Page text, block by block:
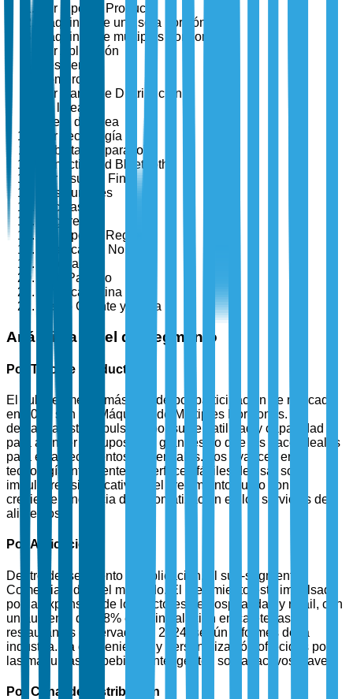
Por Tipo de Producto
Máquinas de una sola porción
Máquinas de múltiples porciones
Por Aplicación
Residencial
Comercial
Por Canal de Distribución
En línea
Fuera de línea
Por Tecnología
Habilitadas para IoT
Conectividad Bluetooth
Por Usuario Final
Restaurantes
Oficinas
Hogares
Por Tipo de Región
América del Norte
Europa
Asia-Pacífico
América Latina
Medio Oriente y África
Análisis a Nivel de Segmento
Por Tipo de Producto
El sub-segmento más grande por participación de mercado
en 2025 son las Máquinas de Múltiples Porciones. La
demanda está impulsada por su versatilidad y capacidad
para atender a grupos más grandes, lo que las hace ideales
para establecimientos comerciales. Los avances en
tecnología inteligente y interfaces fáciles de usar son
impulsores significativos del crecimiento, junto con la
creciente tendencia de automatización en los servicios de
alimentos.
Por Aplicación
Dentro del segmento de aplicación, el sub-segmento
Comercial lidera el mercado. El crecimiento está impulsado
por la expansión de los sectores de hospitalidad y retail, con
un aumento del 38% en la instalación en cafeterías y
restaurantes observado en 2024, según informes de la
industria. La conveniencia y personalización ofrecidas por
las máquinas de bebidas inteligentes son atractivos clave.
Por Canal de Distribución